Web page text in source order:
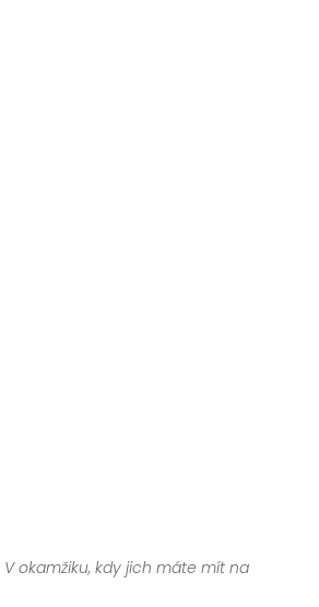
V okamžiku, kdy jich máte mít na